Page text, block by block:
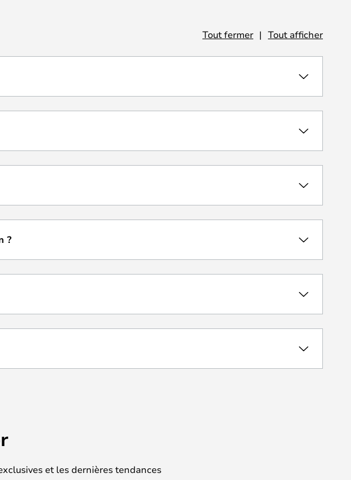
Tout fermer | Tout afficher
?
et les dernières tendances